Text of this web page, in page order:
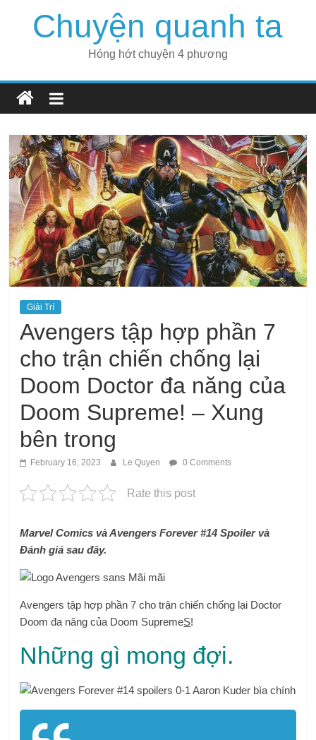
Chuyện quanh ta
Hóng hớt chuyện 4 phương
Giải Trí
Avengers tập hợp phần 7
cho trận chiến chống lại
Doom Doctor đa năng của
Doom Supreme! – Xung
bên trong
February 16, 2023 Le Quyen 0 Comments
Rate this post
Marvel Comics và Avengers Forever #14 Spoiler và
Đánh giá sau đây.
Avengers tập hợp phần 7 cho trận chiến chống lại Doctor
Doom đa năng của Doom SupremeS!
Những gì mong đợi.